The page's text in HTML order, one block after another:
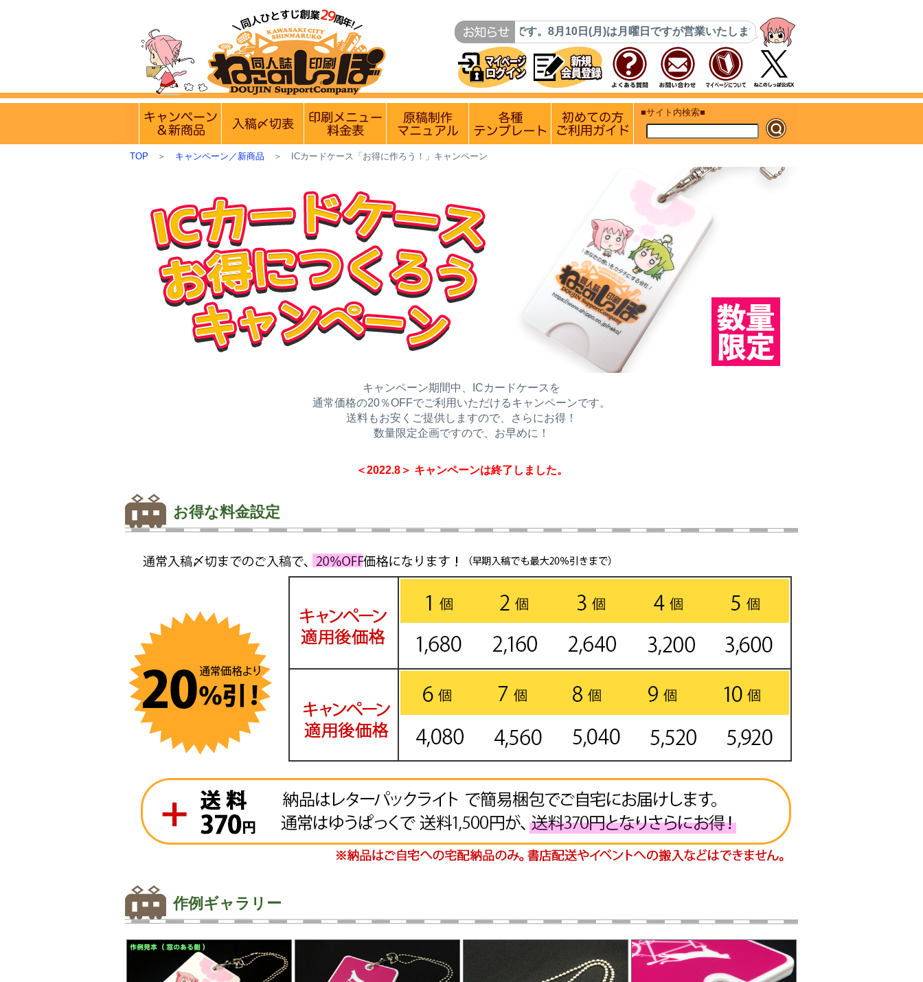
【営業日・休業日のお知らせ】 8月9日(日)は定休日です。8月10日(月)は月曜日ですが営業いたします。8月14日(金)・15日(土)はコミケ搬入と
初めての方 ご利用ガイド
■サイト内検索■
TOP ＞ キャンペーン／新商品 ＞ ICカードケース「お得に作ろう！」キャンペーン
キャンペーン期間中、ICカードケースを
通常価格の20％OFFでご利用いただけるキャンペーンです。
送料もお安くご提供しますので、さらにお得！
数量限定企画ですので、お早めに！
＜2022.8＞ キャンペーンは終了しました。
お得な料金設定
作例ギャラリー